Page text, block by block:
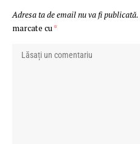
Adresa ta de email nu va fi publicată.
marcate cu*